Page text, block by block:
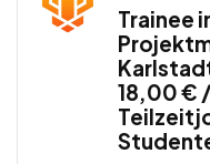
Trainee
18,00 €